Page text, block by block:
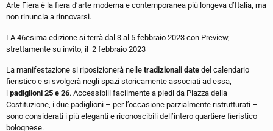
Arte Fiera è la fiera d’arte moderna e contemporanea più longeva d’Italia, ma
non rinuncia a rinnovarsi.
LA 46esima edizione si terrà dal 3 al 5 febbraio 2023 con Preview,
strettamente su invito, il 2 febbraio 2023
La manifestazione si riposizionerà nelle tradizionali date del calendario
fieristico e si svolgerà negli spazi storicamente associati ad essa,
i padiglioni 25 e 26. Accessibili facilmente a piedi da Piazza della
Costituzione, i due padiglioni – per l’occasione parzialmente ristrutturati –
sono considerati i più eleganti e riconoscibili dell’intero quartiere fieristico
bolognese.